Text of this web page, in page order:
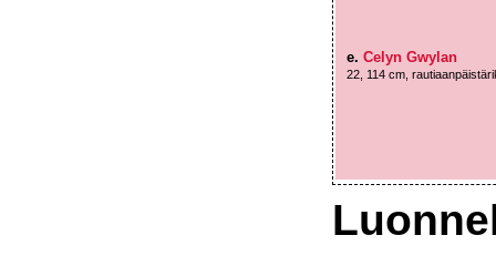
e. Celyn Gwylan
22, 114 cm,